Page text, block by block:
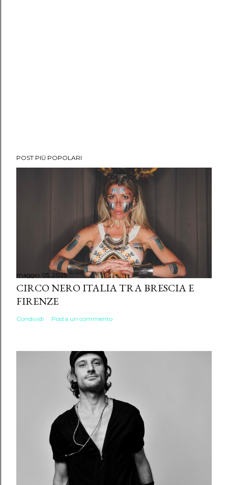
POST PIÙ POPOLARI
maggio 05, 2025
CIRCO NERO ITALIA TRA BRESCIA E
FIRENZE
Condividi Posta un commento